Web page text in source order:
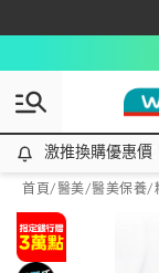
激推換購優惠價！
激推換購優惠價
首頁/醫美/醫美保養/